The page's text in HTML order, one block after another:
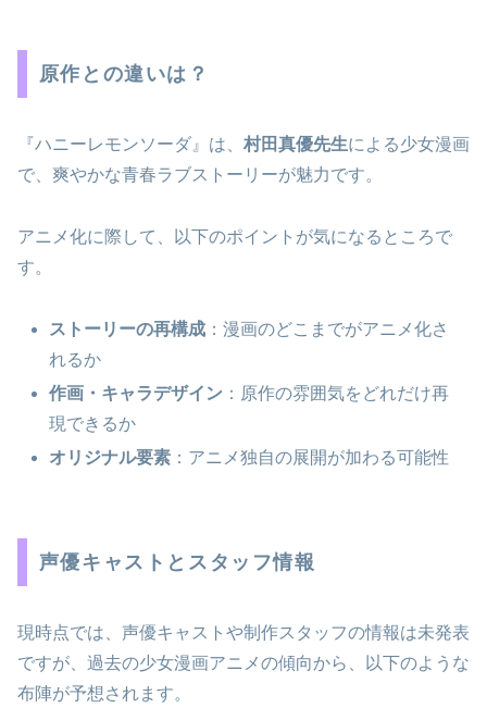
原作との違いは？
『ハニーレモンソーダ』は、 村田真優先生による少女漫画
で、爽やかな青春ラブストーリーが魅力です。
アニメ化に際して、以下のポイントが気になるところで
す。
ストーリーの再構成 ：漫画のどこまでがアニメ化さ
れるか
作画・キャラデザイン ：原作の雰囲気をどれだけ再
現できるか
オリジナル要素 ：アニメ独自の展開が加わる可能性
声優キャストとスタッフ情報
現時点では、声優キャストや制作スタッフの情報は未発表
ですが、過去の少女漫画アニメの傾向から、以下のような
布陣が予想されます。